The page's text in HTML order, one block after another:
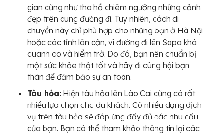
gian cũng như tha hồ chiêm ngưỡng những cảnh
đẹp trên cung đường đi. Tuy nhiên, cách di
chuyển này chỉ phù hợp cho những bạn ở Hà Nội
hoặc các tỉnh lân cận, vì đường đi lên Sapa khá
quanh co và hiểm trở. Do đó, bạn nên chuẩn bị
một sức khỏe thật tốt và hãy đi cùng hội bạn
thân để đảm bảo sự an toàn.
Tàu hỏa: Hiện tàu hỏa lên Lào Cai cũng có rất
nhiều lựa chọn cho du khách. Có nhiều dạng dịch
vụ trên tàu hỏa sẽ đáp ứng đầy đủ các nhu cầu
của bạn. Bạn có thể tham khảo thông tin lại các